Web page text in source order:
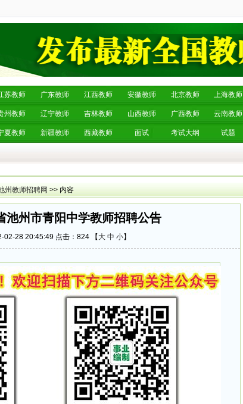
苏教师 广东教师 江西教师 安徽教师 北京教师 上海教师
州教师 辽宁教师 吉林教师 山西教师 广西教师 云南教师
夏教师 新疆教师 西藏教师 面试 考试大纲 试题
州教师招聘网 >> 内容
池州市青阳中学教师招聘公告
02-28 20:45:49 点击： 824 【 大 中 小】